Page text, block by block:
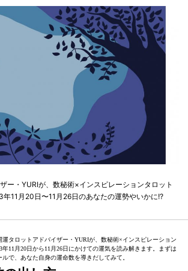
ー・YURIが、数秘術×インスピレーションタロット
11月20日〜11月26日のあなたの運勢やいかに!?
タロットアドバイザー・YURIが、数秘術×インスピレーション
年11月20日から11月26日にかけての運気を読み解きます。まずは
ルで、あなた自身の運命数を導きだしてみて。